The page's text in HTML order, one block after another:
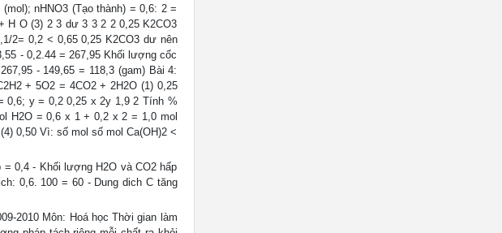
nHNO3 (Tạo thành) = 0,6: 2 =
H O (3) 2 3 dư 3 3 2 2 0,25 K2CO3
2= 0,2 < 0,65 0,25 K2CO3 dư nên
- 0,2.44 = 267,95 Khối lượng cốc
- 149,65 = 118,3 (gam) Bài 4:
+ 5O2 = 4CO2 + 2H2O (1) 0,25
0,6; y = 0,2 0,25 x 2y 1,9 2 Tính %
H2O = 0,6 x 1 + 0,2 x 2 = 1,0 mol
0,50 Vì: số mol số mol Ca(OH)2 <
0,4 - Khối lượng H2O và CO2 hấp
0,6. 100 = 60 - Dung dich C tăng
2010 Môn: Hoá học Thời gian làm